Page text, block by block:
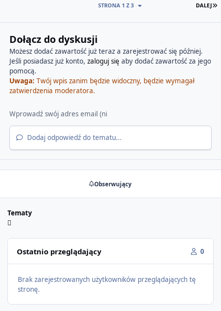
DALEJ
STRONA 1 Z 3
Dołącz do dyskusji
Możesz dodać zawartość już teraz a zarejestrować się później.
Jeśli posiadasz już konto, zaloguj się aby dodać zawartość za jego
pomocą.
Uwaga: Twój wpis zanim będzie widoczny, będzie wymagał
zatwierdzenia moderatora.
Dodaj odpowiedź do tematu...
Obserwujący
Tematy
Ostatnio przeglądający 0
Brak zarejestrowanych użytkowników przeglądających tę
stronę.